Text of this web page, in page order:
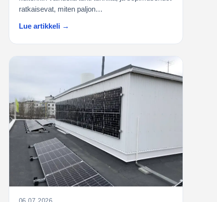
ratkaisevat, miten paljon…
Lue artikkeli →